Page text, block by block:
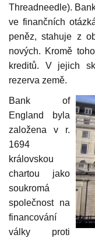
Threadneedle).
ve finančních
peněz, stahuje z
nových. Kromě
kreditů. V jejich
rezerva země.
Bank of
England byla
založena v r.
1694
královskou
chartou jako
soukromá
společnost na
financování
války proti